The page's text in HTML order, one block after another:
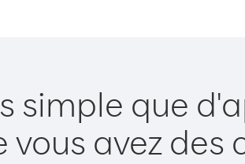
simple que
vous avez